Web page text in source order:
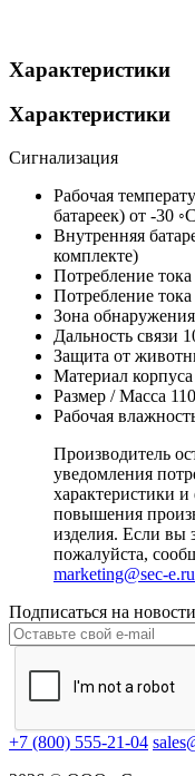
Характеристики
Характеристики
Сигнализация
Рабочая
батареек) от -30
Внутренняя
комплекте)
Потребление
Потребление
Зона обнаружения
Дальность связи
Защита от
Материал корпуса
Размер / Масса
Рабочая
Производитель
уведомления
характеристики
повышения
изделия. Если вы
пожалуйста,
marketing@sec-e.ru
Подписаться на
+7 (800) 555-21-04